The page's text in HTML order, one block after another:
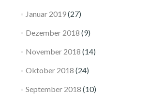
Januar 2019(27)
Dezember 2018 (9)
November 2018 (14)
Oktober 2018 (24)
September 2018 (10)